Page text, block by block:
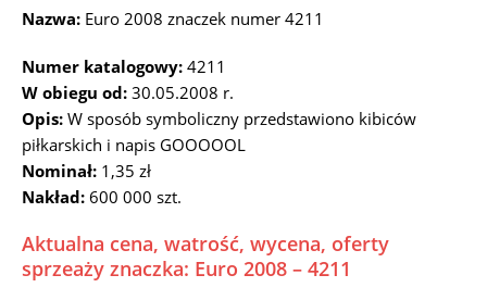
Nazwa: Euro 2008 znaczek numer 4211
Numer katalogowy: 4211
W obiegu od: 30.05.2008 r.
Opis: W sposób symboliczny przedstawiono kibiców
piłkarskich i napis GOOOOOL
Nominał: 1,35 zł
Nakład: 600 000 szt.
Aktualna cena, watrość, wycena, oferty
sprzeaży znaczka: Euro 2008 – 4211